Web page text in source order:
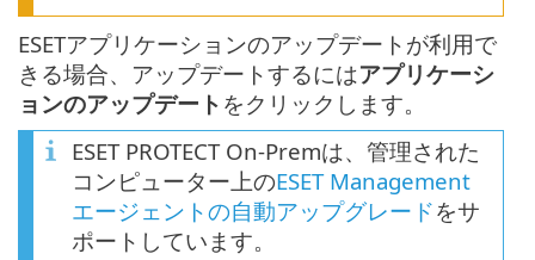
ESETアプリケーションのアップデートが利用で
きる場合、アップデートするにはアプリケーシ
ョンのアップデート をクリックします。
ESET PROTECT On-Premは、管理された
コンピューター上のESET Management
エージェントの自動アップグレードをサ
ポートしています。